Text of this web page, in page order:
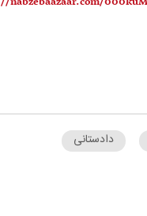
دادستانی